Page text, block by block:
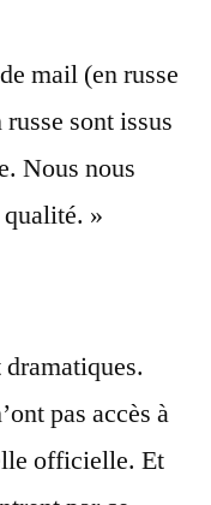
mail (en russe
sont issus
Nous nous
»
pas accès à
officielle. Et